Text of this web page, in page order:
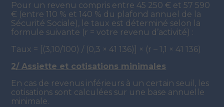
Pour un revenu compris entre 45 250 € et 57 590
€ (entre 110 % et 140 % du plafond annuel de la
Sécurité Sociale), le taux est déterminé selon la
formule suivante (r = votre revenu d’activité) :
Taux = [(3,10/100) / (0,3 × 41 136)] × (r – 1,1 × 41 136)
2/ Assiette et cotisations minimales
En cas de revenus inférieurs à un certain seuil, les
cotisations sont calculées sur une base annuelle
minimale.